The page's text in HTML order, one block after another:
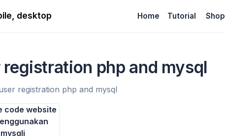
Home Tutorial Shop
registration php and mysql
registration php and mysql